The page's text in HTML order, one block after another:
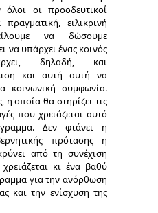
όλοι οι προοδευτικοί
ειλικρινή
να δώσουμε
να υπάρχει ένας κοινός
δηλαδή, και
και αυτή αυτή να
κοινωνική συμφωνία.
οποία θα στηρίζει τις
που χρειάζεται αυτό
Δεν φτάνει η
πρότασης η
από τη συνέχιση
κι ένα βαθύ
για την ανόρθωση
και την ενίσχυση της